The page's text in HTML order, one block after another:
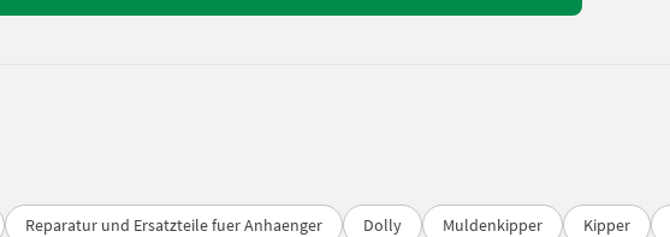
Reparatur und Ersatzteile fuer Anhaenger Dolly Muldenkipper Kipper